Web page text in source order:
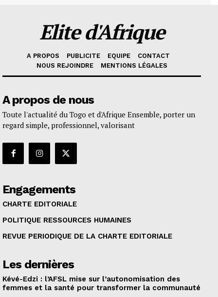
Elite d'Afrique
A PROPOS PUBLICITE EQUIPE
CONTACT
NOUS REJOINDRE
MENTIONS LÉGALES
A propos de nous
Toute l'actualité du Togo et d'Afrique Ensemble, porter un
regard simple, professionnel, valorisant
Engagements
CHARTE EDITORIALE
POLITIQUE RESSOURCES HUMAINES
REVUE PERIODIQUE DE LA CHARTE EDITORIALE
Les dernières
Kévé-Edzi : l’AFSL mise sur l’autonomisation des
femmes et la santé pour transformer la communauté